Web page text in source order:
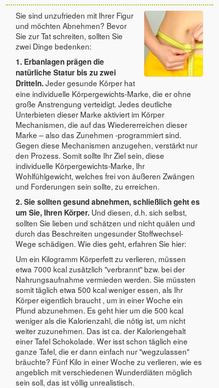
Sie sind unzufrieden mit Ihrer Figur
und möchten Abnehmen? Bevor
Sie zur Tat schreiten, sollten Sie
zwei Dinge bedenken:
1. Erbanlagen prägen die
natürliche Statur bis zu zwei
Dritteln.Jeder gesunde Körper hat
eine individuelle Körpergewichts-Marke, die er ohne
große Anstrengung verteidigt. Jedes deutliche
Unterbieten dieser Marke aktiviert im Körper
Mechanismen, die auf das Wiedererreichen dieser
Marke – also das Zunehmen -programmiert sind.
Gegen diese Mechanismen anzugehen, verstärkt nur
den Prozess. Somit sollte Ihr Ziel sein, diese
individuelle Körpergewichts-Marke, Ihr
Wohlfühlgewicht, welches frei von äußeren Zwängen
und Forderungen sein sollte, zu erreichen.
2. Sie sollten gesund abnehmen, schließlich geht es
um Sie, Ihren Körper. Und diesen, d.h. sich selbst,
sollten Sie lieben und schätzen und nicht quälen und
durch das Beschreiten ungesunder Stoffwechsel-
Wege schädigen. Wie dies geht, erfahren Sie hier:
Um ein Kilogramm Körperfett zu verlieren, müssen
etwa 7000 kcal zusätzlich "verbrannt" bzw. bei der
Nahrungsaufnahme vermieden werden. Sie müssten
somit täglich etwa 500 kcal weniger essen, als Ihr
Körper eigentlich braucht , um in einer Woche ein
Pfund abzunehmen. Es geht hier um die 500 kcal
weniger als die Kalorienzahl, die nötig ist, um nicht
weiter zuzunehmen. Das ist ca. der Kaloriengehalt
einer Tafel Schokolade. Wer isst schon täglich eine
ganze Tafel, die er dann einfach nur "wegzulassen"
bräuchte? Fünf Kilo in einer Woche zu verlieren, wie es
angeblich mit verschiedenen Wunderdiäten möglich
sein soll, das ist völlig unrealistisch.